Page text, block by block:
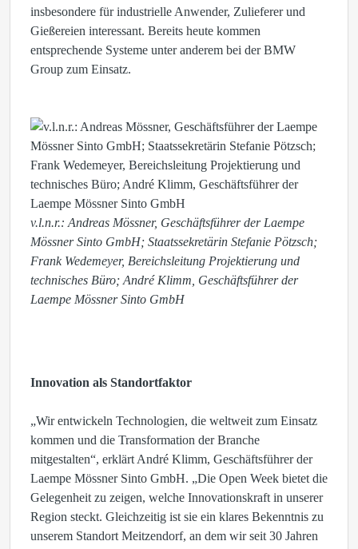
insbesondere für industrielle Anwender, Zulieferer und
Gießereien interessant. Bereits heute kommen
entsprechende Systeme unter anderem bei der BMW
Group zum Einsatz.
v.l.n.r.: Andreas Mössner, Geschäftsführer der Laempe
Mössner Sinto GmbH; Staatssekretärin Stefanie Pötzsch;
Frank Wedemeyer, Bereichsleitung Projektierung und
technisches Büro; André Klimm, Geschäftsführer der
Laempe Mössner Sinto GmbH
Innovation als Standortfaktor
„Wir entwickeln Technologien, die weltweit zum Einsatz
kommen und die Transformation der Branche
mitgestalten“, erklärt André Klimm, Geschäftsführer der
Laempe Mössner Sinto GmbH. „Die Open Week bietet die
Gelegenheit zu zeigen, welche Innovationskraft in unserer
Region steckt. Gleichzeitig ist sie ein klares Bekenntnis zu
unserem Standort Meitzendorf, an dem wir seit 30 Jahren